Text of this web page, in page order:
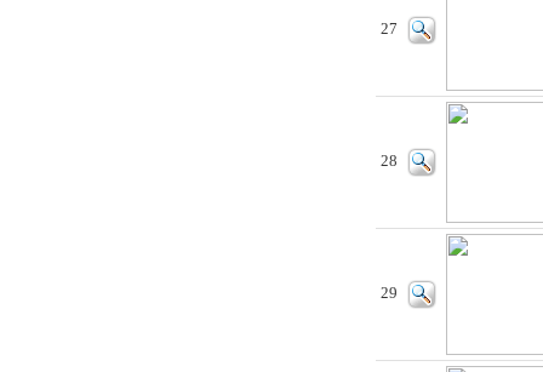
27
28
29